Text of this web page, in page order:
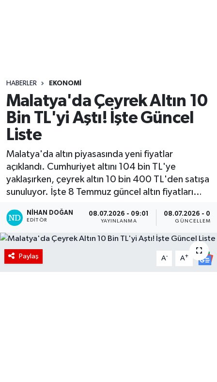
HABERLER EKONOMI
Malatya'da Çeyrek Altın 10
Bin TL'yi Aştı! İşte Güncel
Liste
Malatya'da altın piyasasında yeni fiyatlar
açıklandı. Cumhuriyet altını 104 bin TL'ye
yaklaşırken, çeyrek altın 10 bin 400 TL'den satışa
sunuluyor. İşte 8 Temmuz güncel altın fiyatları…
NIHAN DOĞAN
EDITÖR
08.07.2026 - 09:01
YAYINLANMA
08.07.2026 -
GÜNCELLEME
Paylaş A- A+
Yaşam